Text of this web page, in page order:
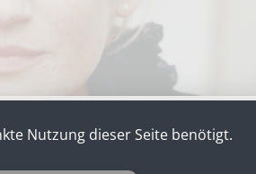
Nutzung dieser Seite benötigt.